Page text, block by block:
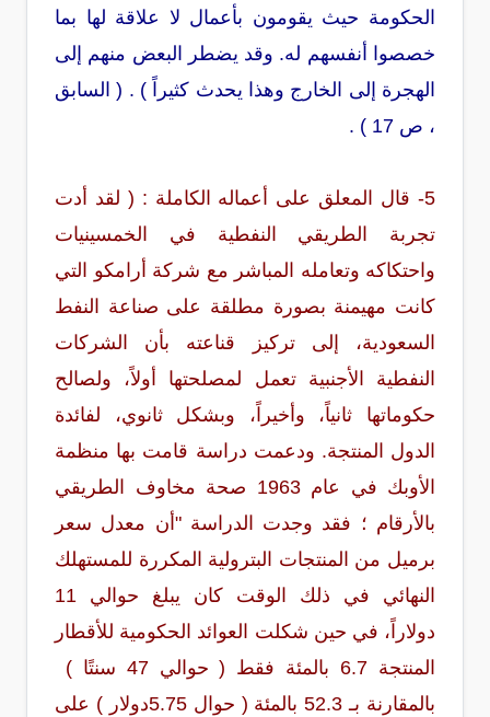
الحكومة حيث يقومون بأعمال لا علاقة لها بما
خصصوا أنفسهم له. وقد يضطر البعض منهم إلى
الهجرة إلى الخارج وهذا يحدث كثيراً ) . ( السابق
، ص 17 ) .
5- قال المعلق على أعماله الكاملة : ( لقد أدت
تجربة الطريقي النفطية في الخمسينيات
واحتكاكه وتعامله المباشر مع شركة أرامكو التي
كانت مهيمنة بصورة مطلقة على صناعة النفط
السعودية، إلى تركيز قناعته بأن الشركات
النفطية الأجنبيةتعمل لمصلحتها أولاً، ولصالح
حكوماتها ثانياً، وأخيراً، وبشكل ثانوي، لفائدة
الدول المنتجة. ودعمت دراسة قامت بها منظمة
الأوبك في عام 1963 صحة مخاوف الطريقي
بالأرقام ؛ فقد وجدت الدراسة "أن معدل سعر
برميل من المنتجات البترولية المكررة للمستهلك
النهائي في ذلك الوقت كان يبلغ حوالي 11
دولاراً، في حين شكلت العوائد الحكومية للأقطار
المنتجة 6.7 بالمئة فقط ( حوالي 47 سنتًا )
بالمقارنة بـ 52.3 بالمئة ( حوال 5.75دولار ) على